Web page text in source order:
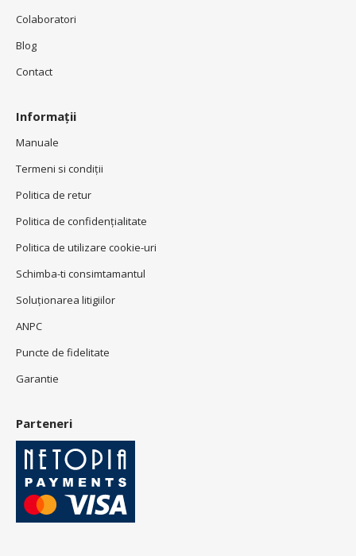
Colaboratori
Blog
Contact
Informații
Manuale
Termeni si condiţii
Politica de retur
Politica de confidenţialitate
Politica de utilizare cookie-uri
Schimba-ti consimtamantul
Soluționarea litigiilor
ANPC
Puncte de fidelitate
Garantie
Parteneri